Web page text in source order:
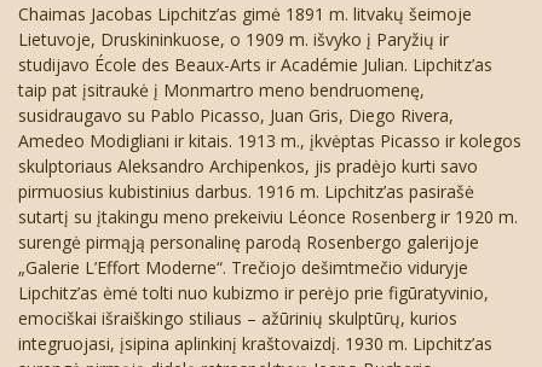
Metinių ataskaitų rinkiniai
Chaimas Jacobas Lipchitz’as gimė 1891 m. litvakų šeimoje
Lietuvoje, Druskininkuose, o 1909 m. išvyko į Paryžių ir
studijavo École des Beaux-Arts ir Académie Julian. Lipchitz’as
taip pat įsitraukė į Monmartro meno bendruomenę,
susidraugavo su Pablo Picasso, Juan Gris, Diego Rivera,
Amedeo Modigliani ir kitais. 1913 m., įkvėptas Picasso ir kolegos
skulptoriaus Aleksandro Archipenkos, jis pradėjo kurti savo
pirmuosius kubistinius darbus. 1916 m. Lipchitz’as pasirašė
sutartį su įtakingu meno prekeiviu Léonce Rosenberg ir 1920 m.
surengė pirmąją personalinę parodą Rosenbergo galerijoje
„Galerie L’Effort Moderne“. Trečiojo dešimtmečio viduryje
Lipchitz’as ėmė tolti nuo kubizmo ir perėjo prie figūratyvinio,
emociškai išraiškingo stiliaus – ažūrinių skulptūrų, kurios
integruojasi, įsipina aplinkinį kraštovaizdį. 1930 m. Lipchitz’as